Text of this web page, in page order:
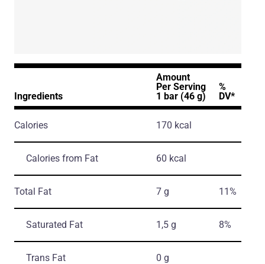
Ingredients
Amount
Per Serving
1 bar (46 g)
%
DV*
Calories 170 kcal
Calories from Fat 60 kcal
Total Fat 7 g 11%
Saturated Fat 1,5 g 8%
Trans Fat 0 g